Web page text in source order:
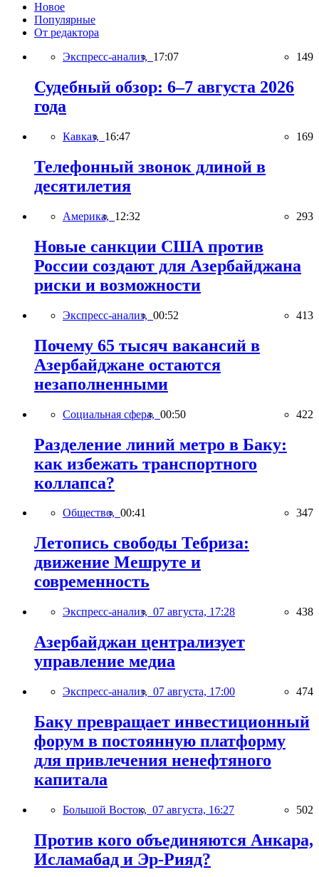
Новое
Популярные
От редактора
Экспресс-анализ, 17:07 149
Судебный обзор: 6–7 августа 2026
года
Кавказ, 16:47 169
Телефонный звонок длиной в
десятилетия
Америка, 12:32 293
Новые санкции США против
России создают для Азербайджана
риски и возможности
Экспресс-анализ, 00:52 413
Почему 65 тысяч вакансий в
Азербайджане остаются
незаполненными
Социальная сфера, 00:50 422
Разделение линий метро в Баку:
как избежать транспортного
коллапса?
Общество, 00:41 347
Летопись свободы Тебриза:
движение Мешруте и
современность
Экспресс-анализ, 07 августа, 17:28 438
Азербайджан централизует
управление медиа
Экспресс-анализ, 07 августа, 17:00 474
Баку превращает инвестиционный
форум в постоянную платформу
для привлечения ненефтяного
капитала
Большой Восток, 07 августа, 16:27 502
Против кого объединяются Анкара,
Исламабад и Эр-Рияд?